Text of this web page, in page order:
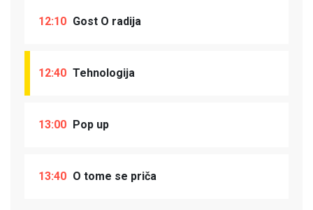
12:10 Gost O radija
12:40 Tehnologija
13:00 Pop up
13:40 O tome se priča